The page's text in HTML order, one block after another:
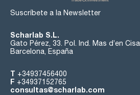
Suscríbete a la Newsletter
Scharlab S.L.
Gato Pérez, 33. Pol. Ind. Mas d’en
Barcelona, España
T +34937456400
F +34937152765
consultas@scharlab.com